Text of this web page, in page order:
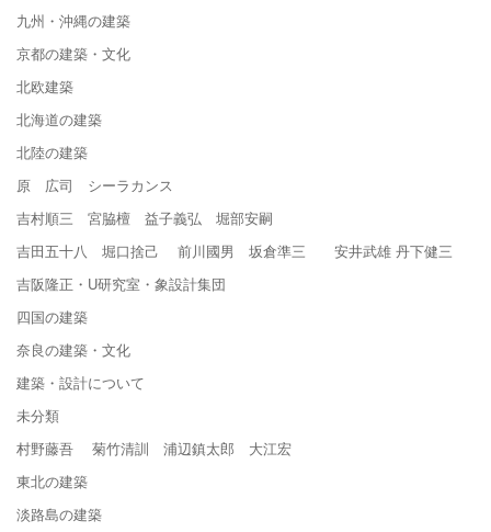
九州・沖縄の建築
京都の建築・文化
北欧建築
北海道の建築
北陸の建築
原 広司 シーラカンス
吉村順三 宮脇檀 益子義弘 堀部安嗣
吉田五十八 堀口捨己 前川國男 坂倉準三 安井武雄 丹下健三
吉阪隆正・U研究室・象設計集団
四国の建築
奈良の建築・文化
建築・設計について
未分類
村野藤吾 菊竹清訓 浦辺鎮太郎 大江宏
東北の建築
淡路島の建築